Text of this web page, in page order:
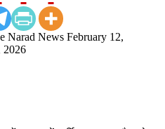
Narad News Send
February 12,
2026